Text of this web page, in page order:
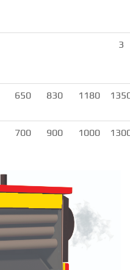
3
650 830 1180
700 900 1000